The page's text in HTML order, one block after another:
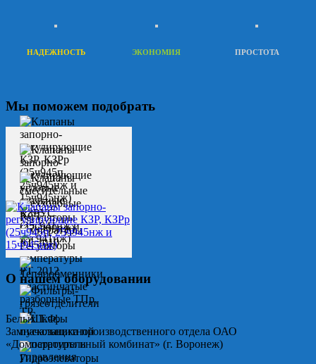
НАДЕЖНОСТЬ ЭКОНОМИЯ ПРОСТОТА
Мы поможем подобрать
О нашем оборудовании
Белых Т.Ф.
Замначальника производственного отдела ОАО
«Домостроительный комбинат» (г. Воронеж)